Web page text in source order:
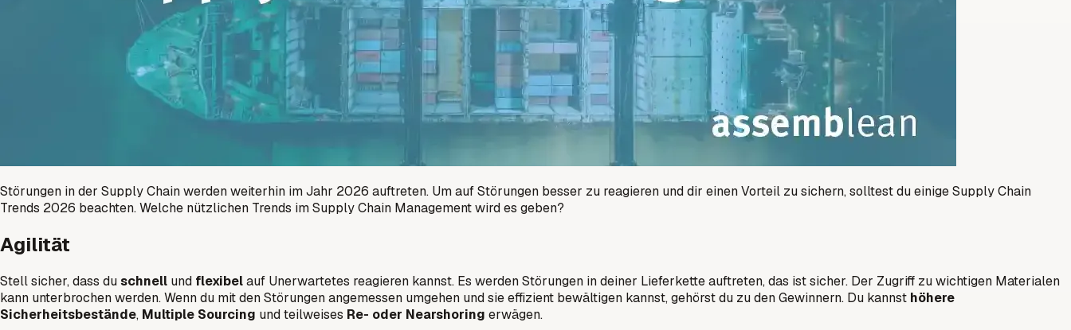
Störungen in der Supply Chain werden weiterhin im Jahr 2026 auftreten. Um auf Störungen besser zu reagieren und dir einen Vorteil zu sichern, solltest du einige Supply Chain
Trends 2026 beachten. Welche nützlichen Trends im Supply Chain Management wird es geben?
Agilität
Stell sicher, dass duschnell und flexibelauf Unerwartetes reagieren kannst. Es werden Störungen in deiner Lieferkette auftreten, das ist sicher. Der Zugriff zu wichtigen Materialen
kann unterbrochen werden. Wenn du mit den Störungen angemessen umgehen und sie effizient bewältigen kannst, gehörst du zu den Gewinnern. Du kannst höhere
Sicherheitsbestände, Multiple Sourcing und teilweises Re- oder Nearshoring erwägen.